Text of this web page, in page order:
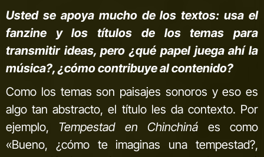
Usted se apoya mucho de los textos: usa el
fanzine y los títulos de los temas para
transmitir ideas, pero ¿qué papel juega ahí la
música?, ¿cómo contribuye al contenido?
Como los temas son paisajes sonoros y eso es
algo tan abstracto, el título les da contexto. Por
ejemplo, Tempestad en Chinchiná es como
«Bueno, ¿cómo te imaginas una tempestad?,